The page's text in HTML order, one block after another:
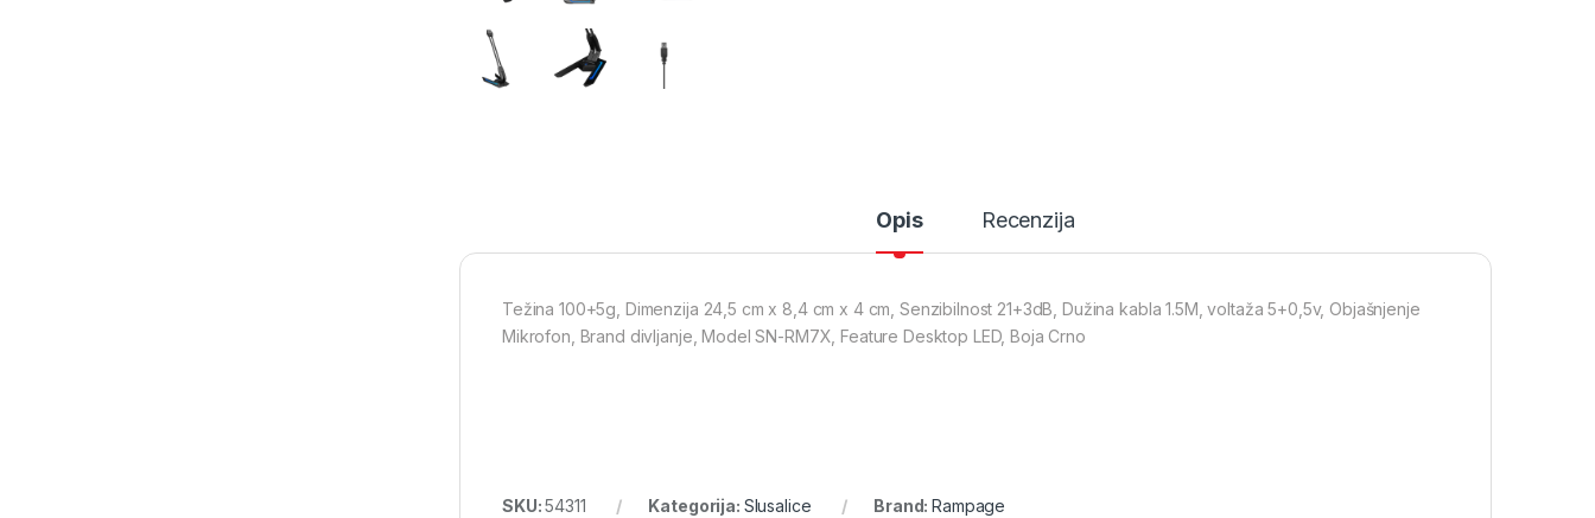
Opis Recenzija
Težina 100+5g, Dimenzija 24,5 cm x 8,4 cm x 4 cm, Senzibilnost 21+3dB, Dužina kabla 1.5M, voltaža 5+0,5v, Objašnjenje
Mikrofon, Brand divljanje, Model SN-RM7X, Feature Desktop LED, Boja Crno
SKU:54311 Kategorija: Slusalice Brand:Rampage